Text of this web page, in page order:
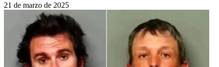
21 de marzo de 2025